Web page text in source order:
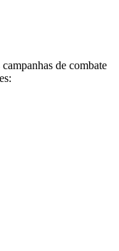
de combate